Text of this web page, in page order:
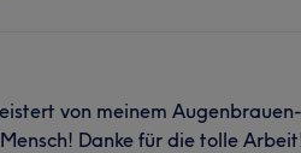
von meinem
Danke für die tolle